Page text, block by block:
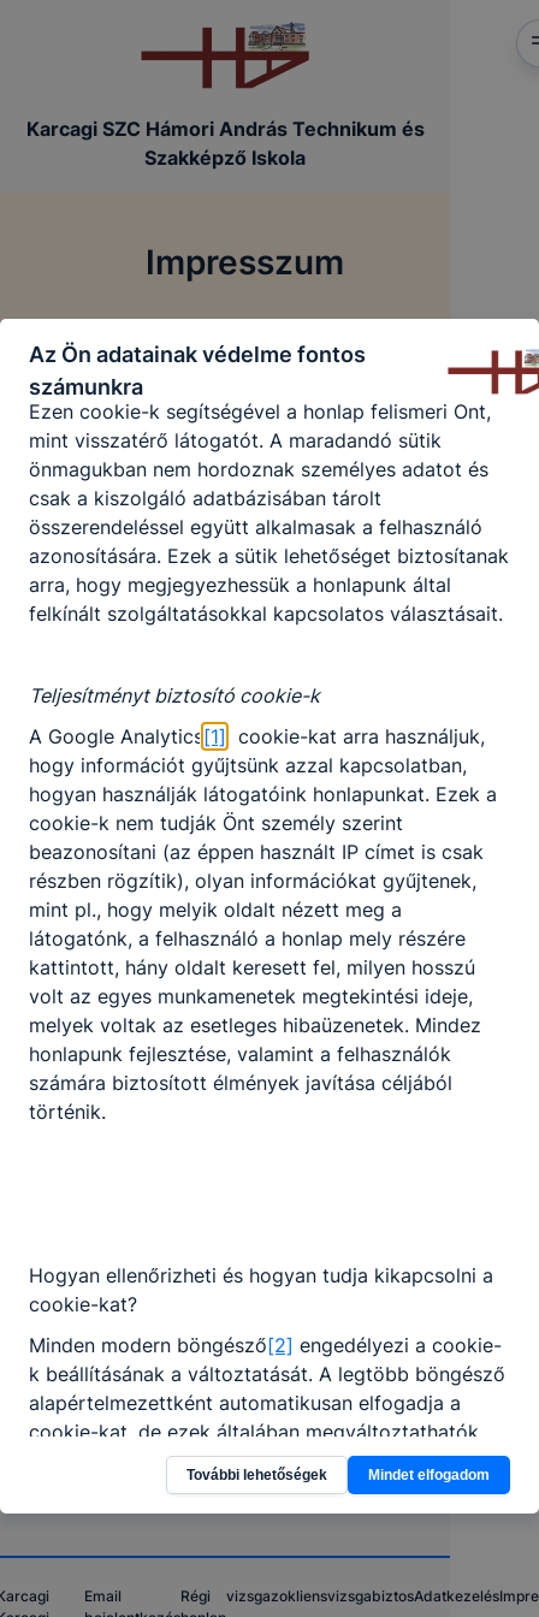
Karcagi SZC Hámori András Technikum és
Szakképző Iskola
Impresszum
Partnereink
Technikum és Szakképző Iskola
5350 Tiszafüred, Ady Endre utca 4/a
Telefon: +36 59 351 768
hamoritf@gmail.com
203040/002
Email
Régi
vizsgazokliensvizsgabiztosAdatkezelés
Az Ön adatainak védelme fontos
számunkra
végeztével, illetve a böngésző bezárásával ezek a
cookie-k automatikusan törlődnek a
Ezen cookie-k alkalmazása nélkül nem tudjuk
garantálni Önnek honlapunk használatát.
elhagyását követően is tárolódnak a számítógépen,
notebookon vagy mobileszközön.
Ezen cookie-k segítségével a honlap felismeri Önt,
mint visszatérő látogatót. A maradandó sütik
önmagukban nem hordoznak személyes adatot és
csak a kiszolgáló adatbázisában tárolt
összerendeléssel együtt alkalmasak a felhasználó
azonosítására. Ezek a sütik lehetőséget biztosítanak
arra, hogy megjegyezhessük a honlapunk által
felkínált szolgáltatásokkal kapcsolatos választásait.
Teljesítményt biztosító cookie-k
A Google Analytics [1] cookie-kat arra használjuk,
hogy információt gyűjtsünk azzal kapcsolatban,
hogyan használják látogatóink honlapunkat. Ezek a
cookie-k nem tudják Önt személy szerint
beazonosítani (az éppen használt IP címet is csak
részben rögzítik), olyan információkat gyűjtenek,
mint pl., hogy melyik oldalt nézett meg a
látogatónk, a felhasználó a honlap mely részére
kattintott, hány oldalt keresett fel, milyen hosszú
volt az egyes munkamenetek megtekintési ideje,
melyek voltak az esetleges hibaüzenetek. Mindez
honlapunk fejlesztése, valamint a felhasználók
számára biztosított élmények javítása céljából
történik.
Hogyan ellenőrizheti és hogyan tudja kikapcsolni a
cookie-kat?
Minden modern böngésző[2] engedélyezi a cookie-
k beállításának a változtatását. A legtöbb böngésző
alapértelmezettként automatikusan elfogadja a
cookie-kat, de ezek általában megváltoztathatók.
Amennyiben Ön nem kívánja a cookie-k használatát
engedélyezni, vagy törölni kívánja a weboldalunkról
származó cookie-kat, ezt megteheti.
Felhívjuk figyelmét, hogy mivel a cookie-k célja
További lehetőségek Mindet elfogadom